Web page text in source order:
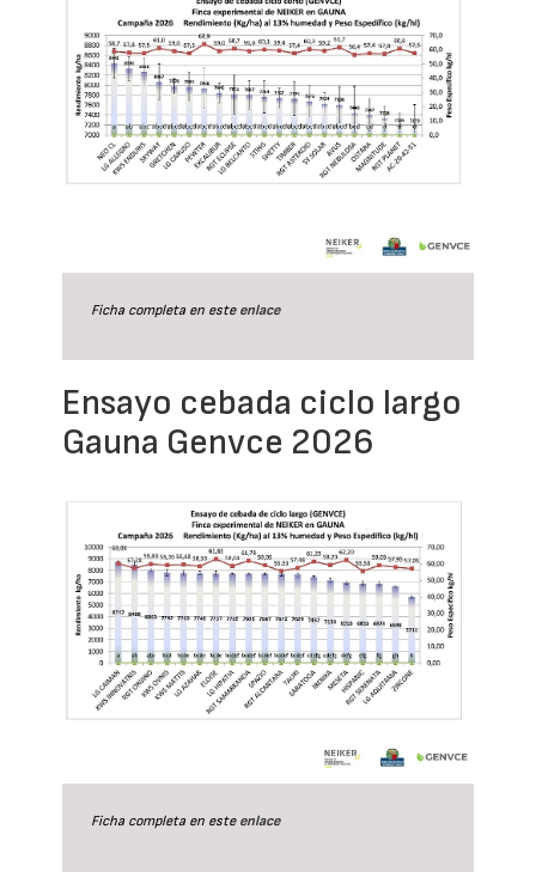
Ficha completa en este enlace
Ensayo cebada ciclo largo
Gauna Genvce 2026
Ficha completa en este enlace